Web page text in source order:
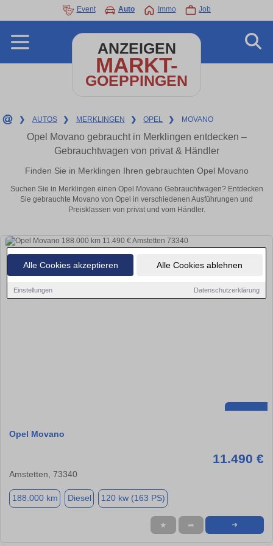
Alle Cookies akzeptieren Alle Cookies ablehnen
Einstellungen Datenschutzerklärung
Event Auto Immo Job
ANZEIGEN
MARKT-
GOEPPINGEN
❯ AUTOS ❯ MERKLINGEN ❯ OPEL ❯ MOVANO
Opel Movano gebraucht in Merklingen entdecken –
Gebrauchtwagen von privat & Händler
Finden Sie in Merklingen Ihren gebrauchten Opel Movano
Suchen Sie in Merklingen einen Opel Movano Gebrauchtwagen? Entdecken
Sie gebrauchte Movano von Opel in verschiedenen Ausführungen und
Preisklassen von privat und vom Händler.
Opel Movano
11.490 €
Amstetten, 73340
188.000 km Diesel 120 kw (163 PS)
★ ➦ ➜